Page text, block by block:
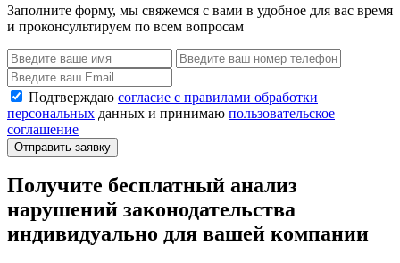
Заполните форму, мы свяжемся с вами в удобное для вас время
и проконсультируем по всем вопросам
Подтверждаю согласие с правилами обработки
персональных данных и принимаю пользовательское
соглашение
Отправить заявку
Получите бесплатный анализ
нарушений законодательства
индивидуально для вашей компании